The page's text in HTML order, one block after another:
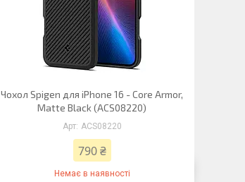
Чохол Spigen для iPhone 16 - Core Armor,
Matte Black (ACS08220)
ACS08220
790 ₴
Немає в наявності